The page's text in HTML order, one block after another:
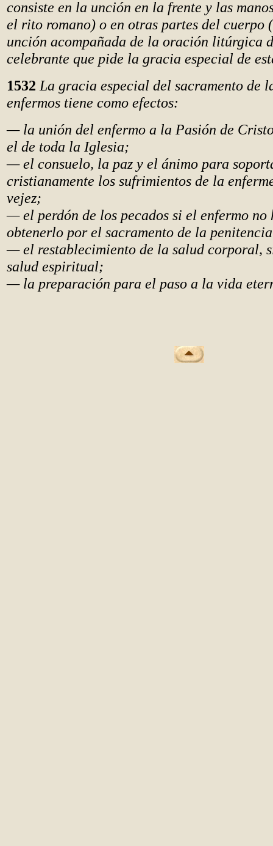
consiste en la unción en la frente y las
el rito romano) o en otras partes del cuerpo
unción acompañada de la oración litúrgica
celebrante que pide la gracia especial de
1532 La gracia especial del sacramento de
enfermos tiene como efectos:
— la unión del enfermo a la Pasión de
el de toda la Iglesia;
— el consuelo, la paz y el ánimo para
cristianamente los sufrimientos de la
vejez;
— el perdón de los pecados si el enfermo no
obtenerlo por el sacramento de la
— el restablecimiento de la salud corporal,
salud espiritual;
— la preparación para el paso a la vida